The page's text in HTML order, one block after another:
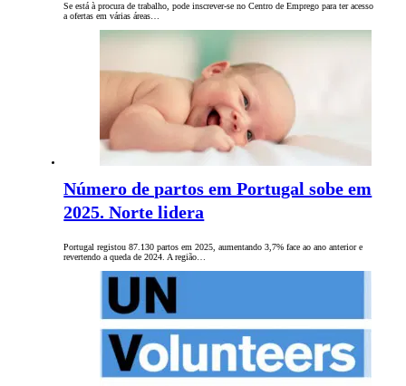
Se está à procura de trabalho, pode inscrever-se no Centro de Emprego para ter acesso
a ofertas em várias áreas…
Número de partos em Portugal sobe em
2025. Norte lidera
Portugal registou 87.130 partos em 2025, aumentando 3,7% face ao ano anterior e
revertendo a queda de 2024. A região…